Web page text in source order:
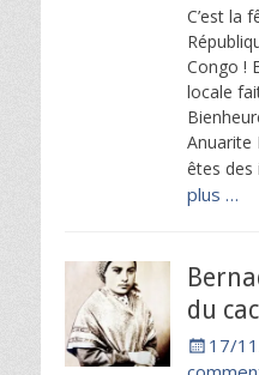
C’est la
Congo !
locale
Anuarite
êtes des
plus …
du
Posted
17/